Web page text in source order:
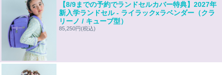
【8/9までの予約でランドセルカバー特典】2027年
新入学ランドセル - ライラックxラベンダー（クラ
リーノ / キューブ型）
85,250円(税込)